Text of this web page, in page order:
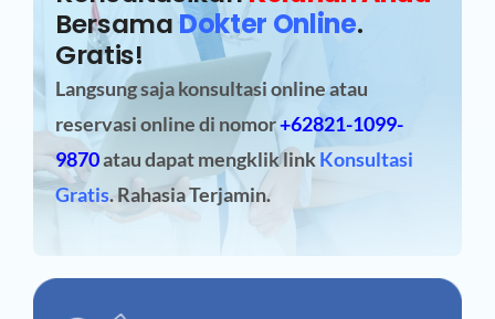
BersamaDokter Online.
Gratis!
Langsung saja konsultasi online atau
reservasi onlinedi nomor+62821-1099-
9870atau dapat mengklik linkKonsultasi
Gratis. Rahasia Terjamin.